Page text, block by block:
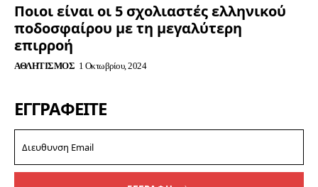
Ποιοι είναι οι 5 σχολιαστές ελληνικού
ποδοσφαίρου με τη μεγαλύτερη
επιρροή
ΑΘΛΗΤΙΣΜΌΣ 1 Οκτωβρίου, 2024
ΕΓΓΡΑΦΕΊΤΕ